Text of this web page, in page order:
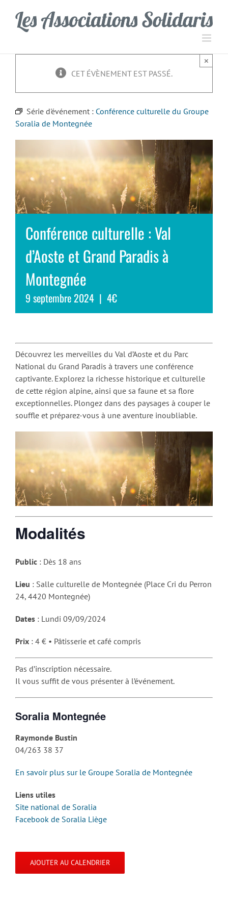
contenu
CET ÉVÈNEMENT EST PASSÉ.
×
Série d'événement : Conférence culturelle du Groupe
Soralia de Montegnée
Conférence culturelle : Val
d’Aoste et Grand Paradis à
Montegnée
9 septembre 2024 | 4€
Découvrez les merveilles du Val d’Aoste et du Parc
National du Grand Paradis à travers une conférence
captivante. Explorez la richesse historique et culturelle
de cette région alpine, ainsi que sa faune et sa flore
exceptionnelles. Plongez dans des paysages à couper le
souffle et préparez-vous à une aventure inoubliable.
Modalités
Public : Dès 18 ans
Lieu : Salle culturelle de Montegnée (Place Cri du Perron
24, 4420 Montegnée)
Dates : Lundi 09/09/2024
Prix : 4 € • Pâtisserie et café compris
Pas d’inscription nécessaire.
Il vous suffit de vous présenter à l’événement.
Soralia Montegnée
Raymonde Bustin
04/263 38 37
En savoir plus sur le Groupe Soralia de Montegnée
Liens utiles
Site national de Soralia
Facebook de Soralia Liège
AJOUTER AU CALENDRIER